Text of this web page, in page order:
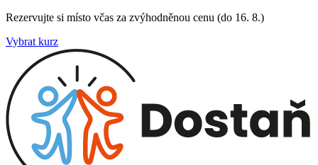
Rezervujte si místo včas za zvýhodněnou cenu (do 16. 8.)
Vybrat kurz